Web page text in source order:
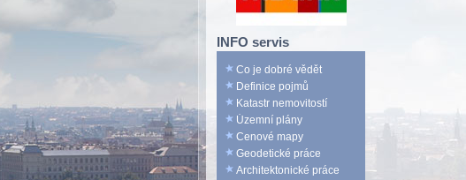
INFO servis
Co je dobré vědět
Definice pojmů
Katastr nemovitostí
Územní plány
Cenové mapy
Geodetické práce
Architektonické práce